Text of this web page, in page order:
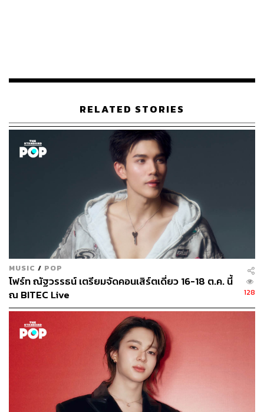
233
ABOUT THE AUTHOR
ภัทรณกัญ อนันเต่า
กองบรรณาธิการคัลเจอร์ สำนักข่าว THE
STANDARD
RELATED STORIES
MUSIC / POP
โฟร์ท ณัฐวรรธน์ เตรียมจัดคอนเสิร์ตเดี่ยว 16-18 ต.ค. นี้
ณ BITEC Live
128